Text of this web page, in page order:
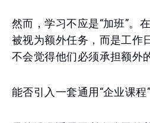
然而，学习不应是“加班”。
被视为额外任务，而是工作
不会觉得他们必须承担额外
能否引入一套通用“企业课程